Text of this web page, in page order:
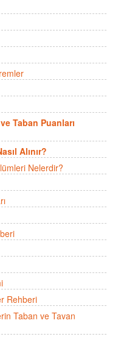
Taban Puanları
Alınır?
Nelerdir?
Rehberi
Taban ve Tavan